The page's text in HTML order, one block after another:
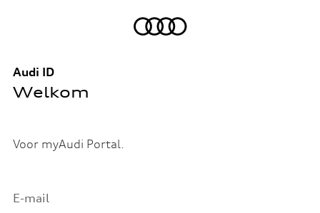
Audi ID
Welkom
Voor myAudi Portal.
E-mail